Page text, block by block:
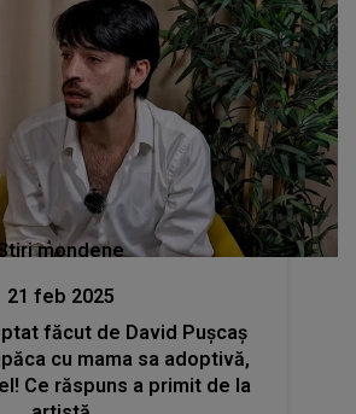
mondene
21 feb 2025
făcut de David Pușcaș
cu mama sa adoptivă,
Ce răspuns a primit de la